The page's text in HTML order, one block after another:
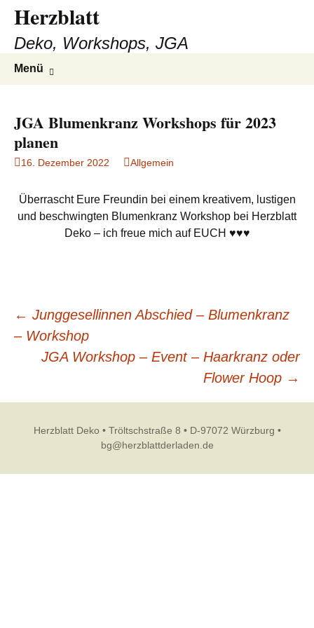
Herzblatt
Deko, Workshops, JGA
Menü
JGA Blumenkranz Workshops für 2023
planen
16. Dezember 2022 Allgemein
Überrascht Eure Freundin bei einem kreativem, lustigen
und beschwingten Blumenkranz Workshop bei Herzblatt
Deko – ich freue mich auf EUCH ♥♥♥
Beitragsnavigation
← Junggesellinnen Abschied – Blumenkranz
– Workshop
JGA Workshop – Event – Haarkranz oder
Flower Hoop →
Herzblatt Deko • Tröltschstraße 8 • D-97072 Würzburg •
bg@herzblattderladen.de